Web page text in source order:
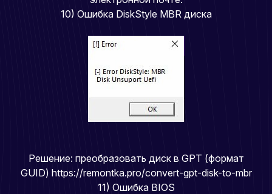
10) Ошибка DiskStyle MBR диска
Решение: преобразовать диск в GPT (формат
GUID) https://remontka.pro/convert-gpt-disk-to-mbr
11) Ошибка BIOS